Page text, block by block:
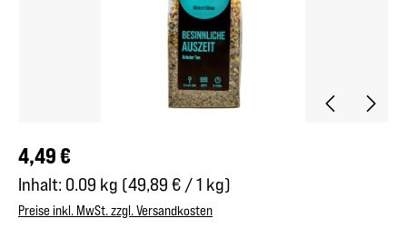
Regulärer Preis:
4,49 €
Inhalt: 0.09 kg (49,89 € / 1 kg)
Preise inkl. MwSt. zzgl. Versandkosten